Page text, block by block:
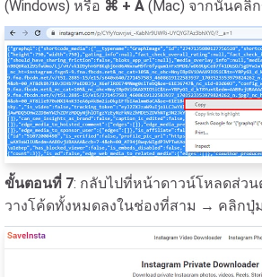
(Windows) หรือ ⌘ + A (Mac) จากนั้นคลิ
ขั้นตอนที่ 7: กลับไปที่หน้าดาวน์โหลดส่วน
วางโค้ดทั้งหมดลงในช่องที่สาม → คลิกปุ่ม